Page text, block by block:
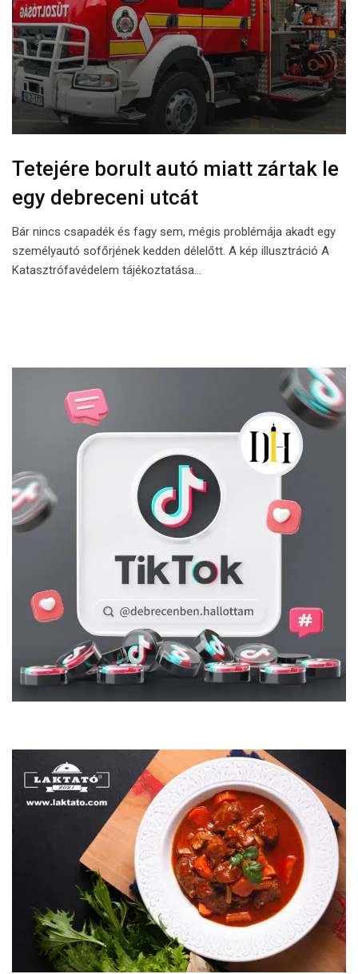
Tetejére borult autó miatt zártak le
egy debreceni utcát
Bár nincs csapadék és fagy sem, mégis problémája akadt egy
személyautó sofőrjének kedden délelőtt. A kép illusztráció A
Katasztrófavédelem tájékoztatása…